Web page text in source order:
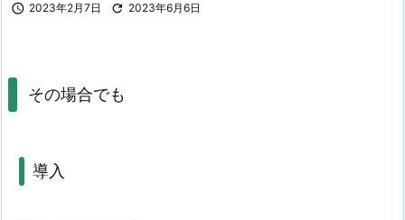
 2023年2月7日  2023年6月6日
その場合でも
導入